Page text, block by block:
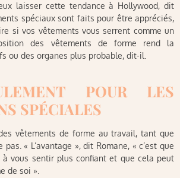
laisser cette tendance à Hollywood, dit
spéciaux sont faits pour être appréciés,
si vos vêtements vous serrent comme un
des vêtements de forme rend la
ou des organes plus probable, dit-il.
POUR LES
SPÉCIALES
vêtements de forme au travail, tant que
« L’avantage », dit Romane, « c’est que
vous sentir plus confiant et que cela peut
de soi ».